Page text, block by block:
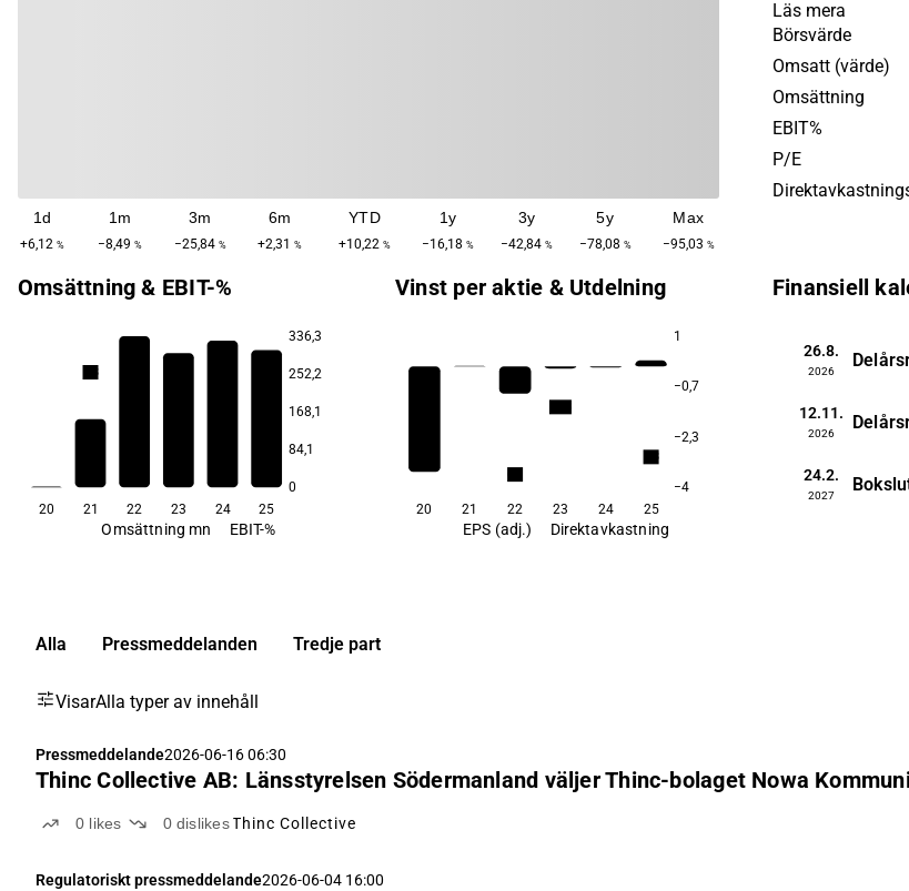
1d
+6,12 %
1m
−8,49 %
3m
−25,84 %
6m
+2,31 %
YTD
+10,22 %
1y
−16,18 %
3y
−42,84 %
5y
−78,08 %
Max
−95,03 %
data, analys,
system till
media och PR.
strategiskt såväl
operativt.
oavsett bransch
sammanhållen
Collective är
Läs mera
Börsvärde
Omsatt (värde)
Omsättning
EBIT%
P/E
Omsättning & EBIT-%
336,3
252,2
168,1
84,1
0
0,3
20 21 22 23 24 25
Omsättning mn EBIT-%
Vinst per aktie & Utdelning
1
−0,7
−2,3
−4
8,3
20 21 22 23 24 25
EPS (adj.) Direktavkastning
Finansiell
26.8.
2026
12.11.
2026
24.2.
2027
Alla Pressmeddelanden Tredje part
VisarAlla typer av innehåll
Pressmeddelande2026-06-16 06:30
Thinc Collective AB: Länsstyrelsen Södermanland väljer Thinc-bolaget Nowa
0 likes 0 dislikes Thinc Collective
Regulatoriskt pressmeddelande2026-06-04 16:00